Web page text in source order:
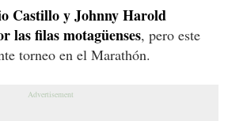
Castillo y Johnny Harold
las filas motagüenses, pero este
torneo en el Marathón.